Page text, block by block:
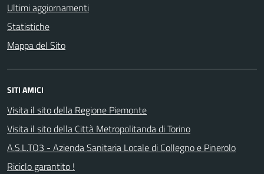
Ultimi aggiornamenti
Statistiche
Mappa del Sito
SITI AMICI
Visita il sito della Regione Piemonte
Visita il sito della Città Metropolitanda di Torino
A.S.L.TO3 - Azienda Sanitaria Locale di Collegno e Pinerolo
Riciclo garantito !